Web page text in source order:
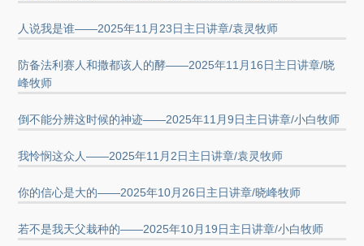
人说我是谁——2025年11月23日主日讲章/袁灵牧师
防备法利赛人和撒都该人的酵——2025年11月16日主日讲章/晓
峰牧师
倒不能分辨这时候的神迹——2025年11月9日主日讲章/小白牧师
我怜悯这众人——2025年11月2日主日讲章/袁灵牧师
你的信心是大的——2025年10月26日主日讲章/晓峰牧师
若不是我天父栽种的——2025年10月19日主日讲章/小白牧师